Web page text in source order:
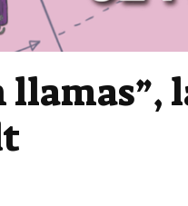
llamas”,